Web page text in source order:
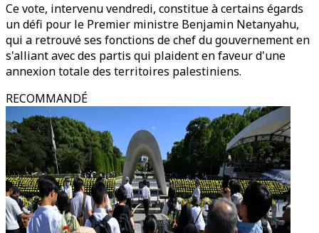
Ce vote, intervenu vendredi, constitue à certains égards
un défi pour le Premier ministre Benjamin Netanyahu,
qui a retrouvé ses fonctions de chef du gouvernement en
s'alliant avec des partis qui plaident en faveur d'une
annexion totale des territoires palestiniens.
RECOMMANDÉ